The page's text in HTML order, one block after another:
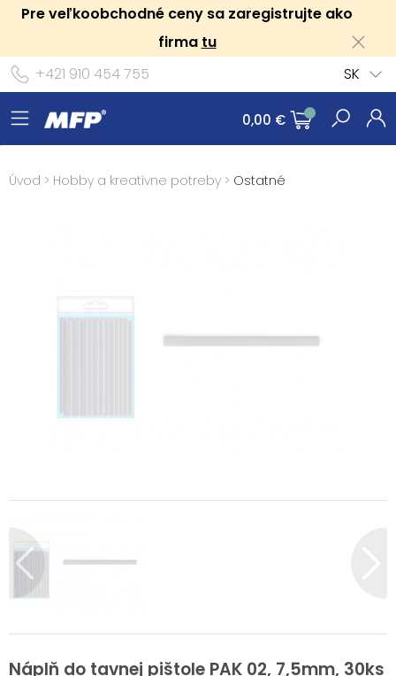
Pre veľkoobchodné ceny sa zaregistrujte ako
firma tu
+421 910 454 755
SK
0,00 €
Úvod > Hobby a kreatívne potreby > Ostatné
Náplň do tavnej pištole PAK 02, 7,5mm, 30ks